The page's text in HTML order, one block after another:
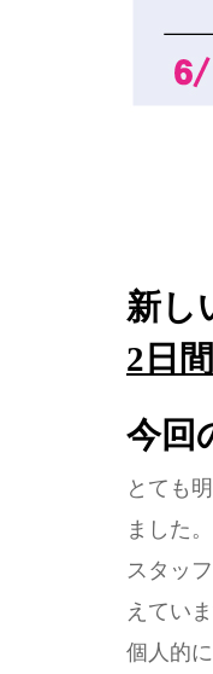
新し
2日
今回
とても
ました。
スタッ
えていま
個人的